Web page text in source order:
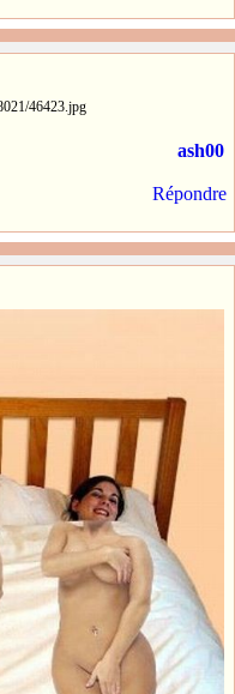
ash00
Répondre